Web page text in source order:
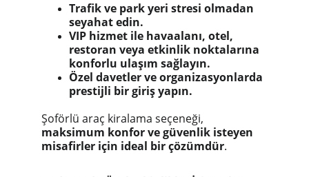
Trafik ve park yeri stresi olmadan
seyahat edin.
VIP hizmet ile havaalanı, otel,
restoran veya etkinlik noktalarına
konforlu ulaşım sağlayın.
Özel davetler ve organizasyonlarda
prestijli bir giriş yapın.
Şoförlü araç kiralama seçeneği,
maksimum konfor ve güvenlik isteyen
misafirler için ideal bir çözümdür.